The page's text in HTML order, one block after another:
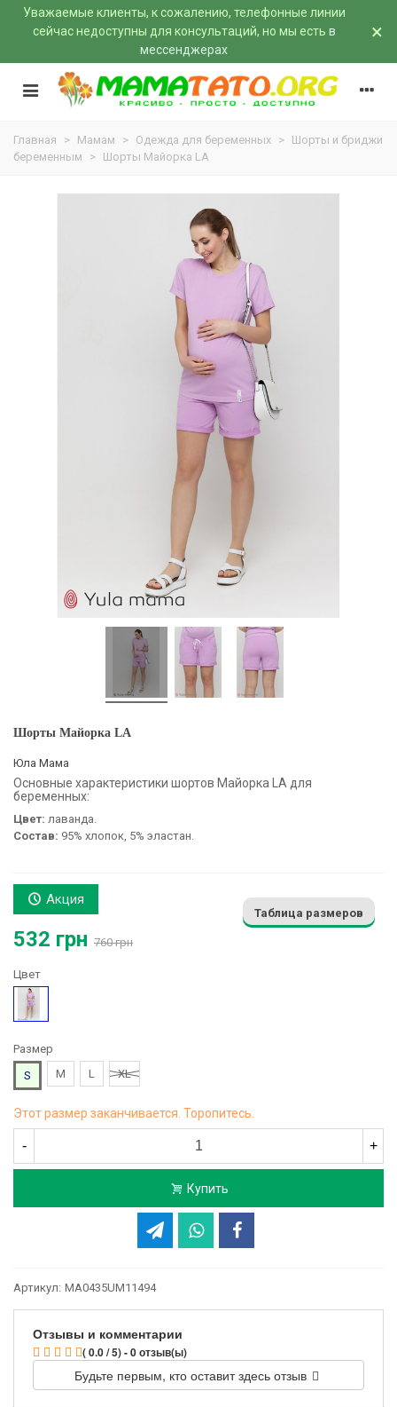
Уважаемые клиенты, к сожалению, телефонные линии
сейчас недоступны для консультаций, но мы есть в
мессенджерах
×
Главная > Мамам > Одежда для беременных > Шорты и бриджи
беременным
> Шорты Майорка LA
Шорты Майорка LA
Юла Мама
Основные характеристики шортов Майорка LA для
беременных:
Цвет: лаванда.
Состав: 95% хлопок, 5% эластан.
Акция
532 грн 760 грн
Таблица размеров
Цвет
Фиолетовый
Размер
S
M L XL
Этот размер заканчивается. Торопитесь.
- +
Купить
Артикул: MA0435UM11494
Отзывы и комментарии
( 0.0 / 5) - 0 отзыв(ы)
Будьте первым, кто оставит здесь отзыв